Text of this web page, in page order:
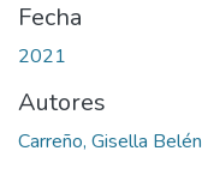
Fecha
2021
Autores
Carreño, Gisella Belén